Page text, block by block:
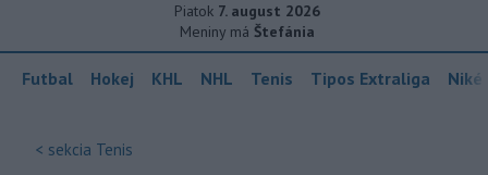
Piatok 7. august 2026
Meniny má Štefánia
Futbal Hokej KHL NHL Tenis Tipos Extraliga
< sekcia Tenis